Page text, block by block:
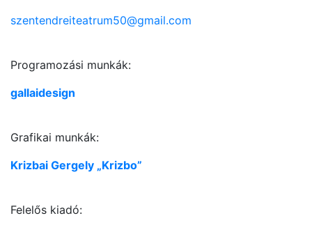
szentendreiteatrum50@gmail.com
Programozási munkák:
gallaidesign
Grafikai munkák:
Krizbai Gergely „Krizbo”
Felelős kiadó: